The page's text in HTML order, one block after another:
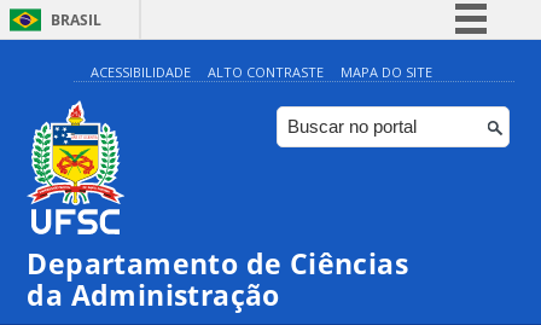
BRASIL
Simplifique!
Comunica BR
Participe
Canais
ACESSIBILIDADE ALTO CONTRASTE MAPA DO SITE
Departamento de Ciências
da Administração